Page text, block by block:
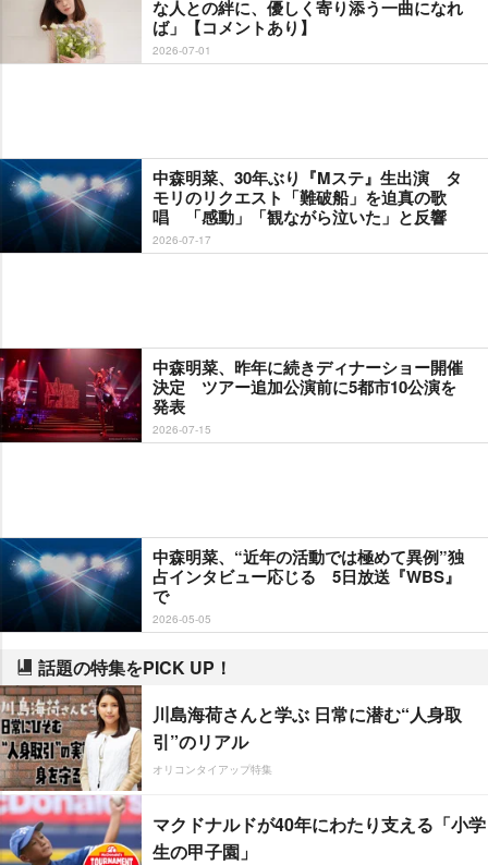
な人との絆に、優しく寄り添う一曲になれ
ば」【コメントあり】
2026-07-01
中森明菜、30年ぶり『Mステ』生出演 タ
モリのリクエスト「難破船」を迫真の歌
唱 「感動」「観ながら泣いた」と反響
2026-07-17
中森明菜、昨年に続きディナーショー開催
決定 ツアー追加公演前に5都市10公演を
発表
2026-07-15
中森明菜、“近年の活動では極めて異例”独
占インタビュー応じる 5日放送『WBS』
で
2026-05-05
話題の特集をPICK UP！
川島海荷さんと学ぶ 日常に潜む“人身取
引”のリアル
オリコンタイアップ特集
マクドナルドが40年にわたり支える「小学
生の甲子園」